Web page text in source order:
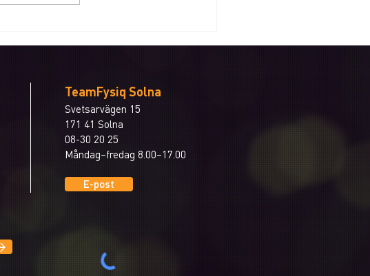
E-post
TeamFysiq Solna
Svetsarvägen 15
171 41 Solna
08-30 20 25
Måndag–fredag 8.00–17.00